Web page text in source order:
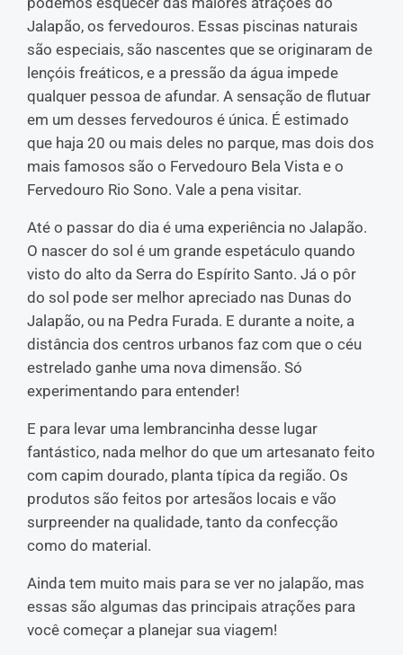
Jalapão, os fervedouros. Essas piscinas naturais
são especiais, são nascentes que se originaram de
lençóis freáticos, e a pressão da água impede
qualquer pessoa de afundar. A sensação de flutuar
em um desses fervedouros é única. É estimado
que haja 20 ou mais deles no parque, mas dois dos
mais famosos são o Fervedouro Bela Vista e o
Fervedouro Rio Sono. Vale a pena visitar.
Até o passar do dia é uma experiência no Jalapão.
O nascer do sol é um grande espetáculo quando
visto do alto da Serra do Espírito Santo. Já o pôr
do sol pode ser melhor apreciado nas Dunas do
Jalapão, ou na Pedra Furada. E durante a noite, a
distância dos centros urbanos faz com que o céu
estrelado ganhe uma nova dimensão. Só
experimentando para entender!
E para levar uma lembrancinha desse lugar
fantástico, nada melhor do que um artesanato feito
com capim dourado, planta típica da região. Os
produtos são feitos por artesãos locais e vão
surpreender na qualidade, tanto da confecção
como do material.
Ainda tem muito mais para se ver no jalapão, mas
essas são algumas das principais atrações para
você começar a planejar sua viagem!